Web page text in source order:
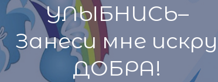
УЛЫБНИСЬ–
Занеси мне искру
ДОБРА!